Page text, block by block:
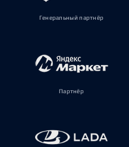
Генеральный партнёр
Партнёр